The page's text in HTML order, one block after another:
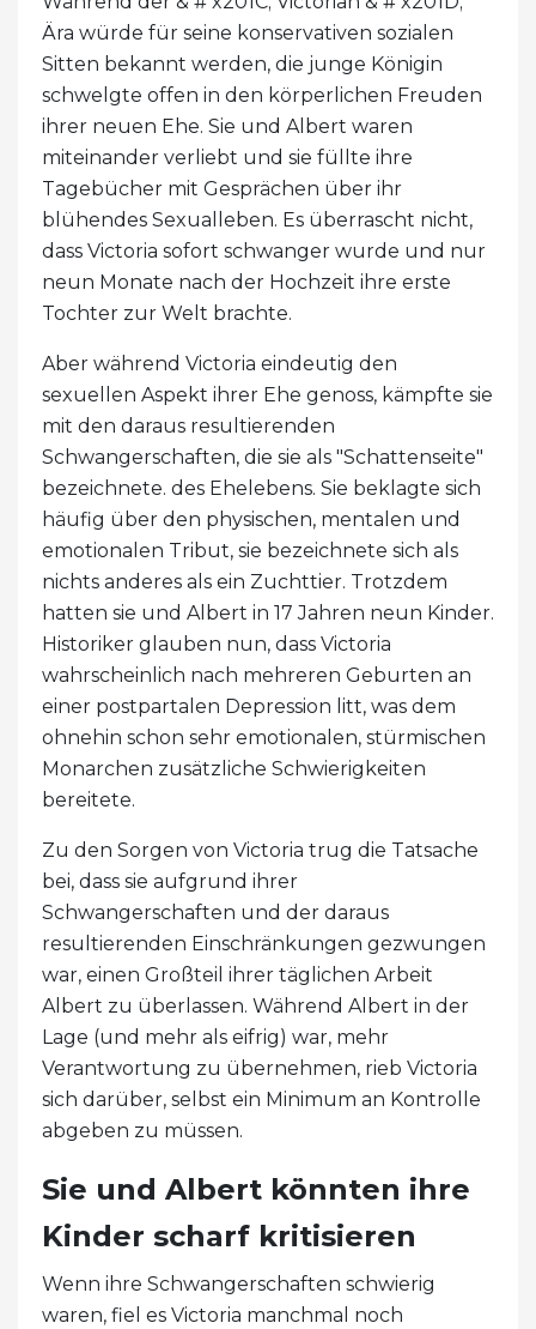
Ära würde für seine konservativen sozialen
Sitten bekannt werden, die junge Königin
schwelgte offen in den körperlichen Freuden
ihrer neuen Ehe. Sie und Albert waren
miteinander verliebt und sie füllte ihre
Tagebücher mit Gesprächen über ihr
blühendes Sexualleben. Es überrascht nicht,
dass Victoria sofort schwanger wurde und nur
neun Monate nach der Hochzeit ihre erste
Tochter zur Welt brachte.
Aber während Victoria eindeutig den
sexuellen Aspekt ihrer Ehe genoss, kämpfte sie
mit den daraus resultierenden
Schwangerschaften, die sie als "Schattenseite"
bezeichnete. des Ehelebens. Sie beklagte sich
häufig über den physischen, mentalen und
emotionalen Tribut, sie bezeichnete sich als
nichts anderes als ein Zuchttier. Trotzdem
hatten sie und Albert in 17 Jahren neun Kinder.
Historiker glauben nun, dass Victoria
wahrscheinlich nach mehreren Geburten an
einer postpartalen Depression litt, was dem
ohnehin schon sehr emotionalen, stürmischen
Monarchen zusätzliche Schwierigkeiten
bereitete.
Zu den Sorgen von Victoria trug die Tatsache
bei, dass sie aufgrund ihrer
Schwangerschaften und der daraus
resultierenden Einschränkungen gezwungen
war, einen Großteil ihrer täglichen Arbeit
Albert zu überlassen. Während Albert in der
Lage (und mehr als eifrig) war, mehr
Verantwortung zu übernehmen, rieb Victoria
sich darüber, selbst ein Minimum an Kontrolle
abgeben zu müssen.
Sie und Albert könnten ihre
Kinder scharf kritisieren
Wenn ihre Schwangerschaften schwierig
waren, fiel es Victoria manchmal noch